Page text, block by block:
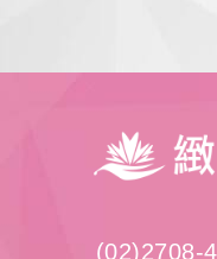
(02)2708-